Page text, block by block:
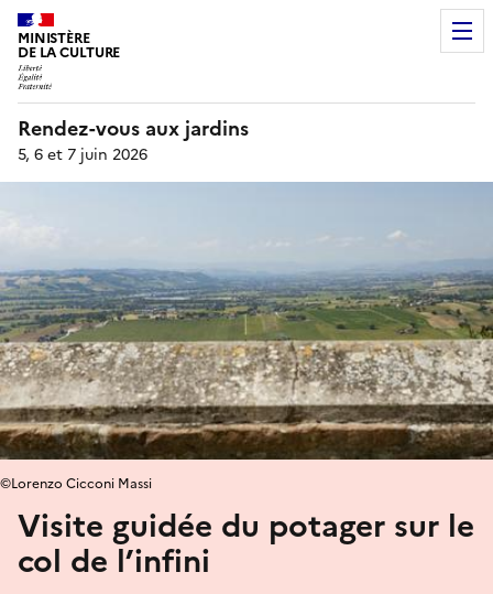
MINISTÈRE
DE LA CULTURE
Rendez-vous aux jardins
5, 6 et 7 juin 2026
Visite guidée du potager sur le
col de l’infini
©Lorenzo Cicconi Massi